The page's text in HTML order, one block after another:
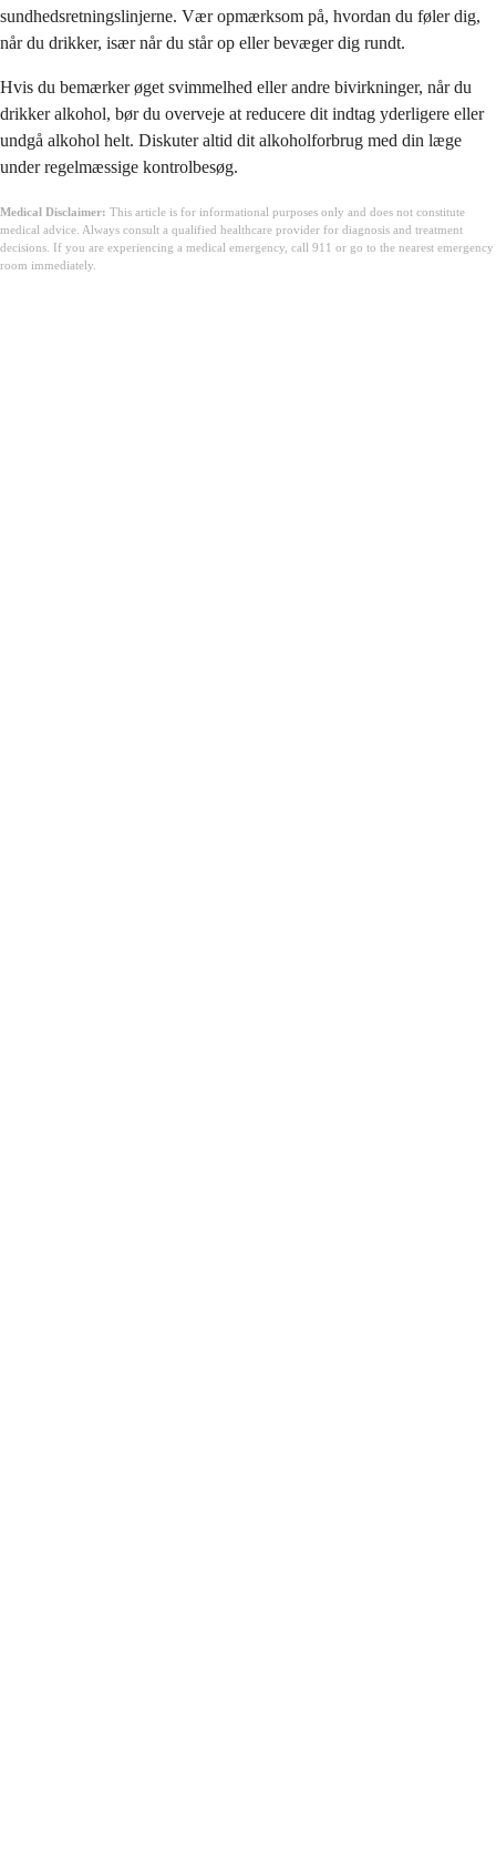
sundhedsretningslinjerne. Vær opmærksom på, hvordan du føler dig,
når du drikker, især når du står op eller bevæger dig rundt.
Hvis du bemærker øget svimmelhed eller andre bivirkninger, når du
drikker alkohol, bør du overveje at reducere dit indtag yderligere eller
undgå alkohol helt. Diskuter altid dit alkoholforbrug med din læge
under regelmæssige kontrolbesøg.
Medical Disclaimer: This article is for informational purposes only and does not constitute
medical advice. Always consult a qualified healthcare provider for diagnosis and treatment
decisions. If you are experiencing a medical emergency, call 911 or go to the nearest emergency
room immediately.